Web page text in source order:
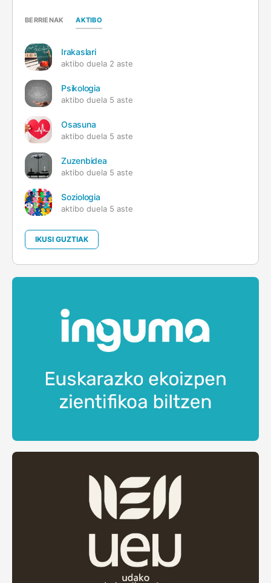
BERRIENAK AKTIBO
Irakaslari
aktibo duela 2 aste
Psikologia
aktibo duela 5 aste
Osasuna
aktibo duela 5 aste
Zuzenbidea
aktibo duela 5 aste
Soziologia
aktibo duela 5 aste
IKUSI GUZTIAK